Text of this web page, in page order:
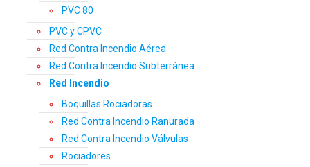
PVC 80
PVC y CPVC
Red Contra Incendio Aérea
Red Contra Incendio Subterránea
Red Incendio
Boquillas Rociadoras
Red Contra Incendio Ranurada
Red Contra Incendio Válvulas
Rociadores